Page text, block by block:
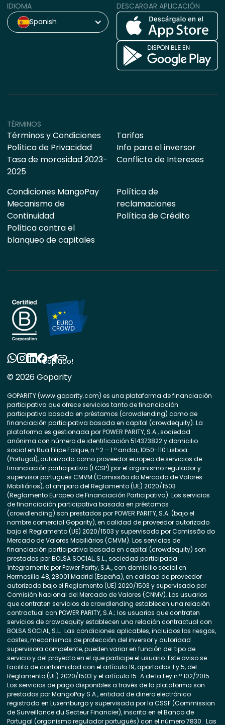
IDIOMA
Spanish
DESCARGAR APLICACIÓN
TÉRMINOS
Términos y Condiciones
Política de Privacidad
Tasa de morosidad 2023-
2025
Tarifas
Info para el inversor
Conflicto de Intereses
Condiciones MangoPay
Mecanismo de
Continuidad
Política contra el
blanqueo de capitales
Política de
reclamaciones
Política de Crédito
© 2026 Goparity
GOPARITY (www.goparity.com) es una plataforma de financiación
participativa que ofrece servicios tanto de financiación
participativa basada en préstamos (crowdlending) como de
financiación participativa basada en capital (crowdequity). La
plataforma es gestionada por POWER PARITY, S.A., sociedad
anónima con número de identificación 514373822 y domicilio
social en Rua Filipe Folque, n.º 2 – 1.º andar, 1050-110 Lisboa
(Portugal), autorizada como proveedor europeo de servicios de
financiación participativa (ECSP) por el organismo regulador y
supervisor portugués CMVM (Comissão do Mercado de Valores
Mobiliários), al amparo del Reglamento (UE) 2020/1503
(Reglamento Europeo de Financiación Participativa). Los servicios
de financiación participativa basada en préstamos
(crowdlending) son prestados por POWER PARITY, S.A. (bajo el
nombre comercial Goparity), en calidad de proveedor autorizado
bajo el Reglamento (UE) 2020/1503 y supervisado por Comissão do
Mercado de Valores Mobiliários (CMVM). Los servicios de
financiación participativa basada en capital (crowdequity) son
prestados por BOLSA SOCIAL, S.L., sociedad participada
íntegramente por Power Parity, S.A., con domicilio social en
Hermosilla 48, 28001 Madrid (España), en calidad de proveedor
autorizado bajo el Reglamento (UE) 2020/1503 y supervisado por
Comisión Nacional del Mercado de Valores (CNMV). Los usuarios
que contraten servicios de crowdlending establecen una relación
contractual con POWER PARITY, S.A.; los usuarios que contraten
servicios de crowdequity establecen una relación contractual con
BOLSA SOCIAL, S.L. Las condiciones aplicables, incluidos los riesgos,
costes, mecanismos de protección del inversor y autoridad
supervisora competente, pueden variar en función del tipo de
servicio y del proyecto en el que participe el usuario. Este aviso se
facilita de conformidad con el artículo 19, apartados 1 y 5, del
Reglamento (UE) 2020/1503 y el artículo 15-A de la Ley n.º 102/2015.
Los servicios de pago disponibles a través de la plataforma son
prestados por MangoPay S.A., entidad de dinero electrónico
registrada en Luxemburgo y supervisada por la CSSF (Commission
de Surveillance du Secteur Financier), inscrita en el Banco de
Portugal (organismo regulador portugués) con el número 7830. Las
Copiado!